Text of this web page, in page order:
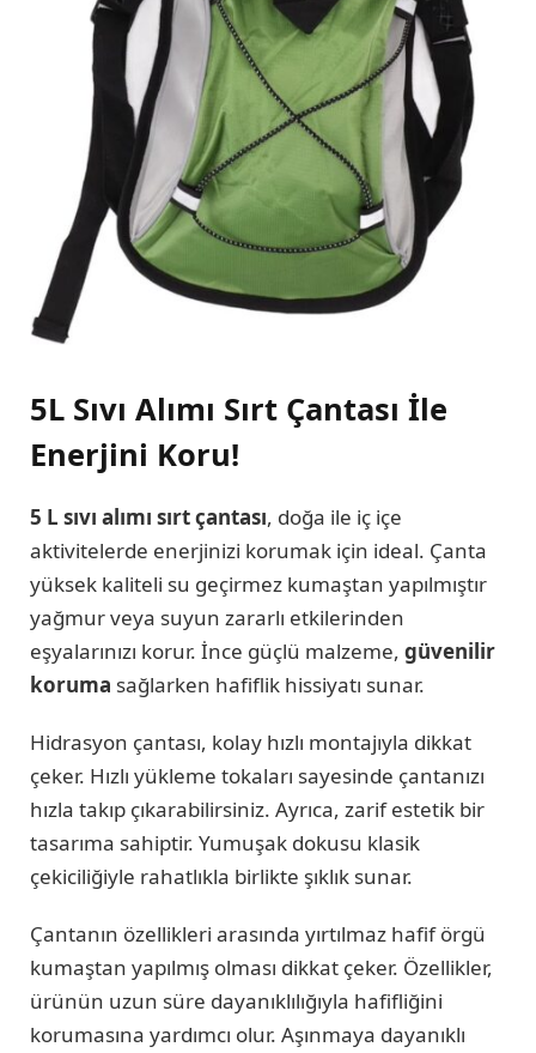
5L Sıvı Alımı Sırt Çantası İle
Enerjini Koru!
5 L sıvı alımı sırt çantası, doğa ile iç içe
aktivitelerde enerjinizi korumak için ideal. Çanta
yüksek kaliteli su geçirmez kumaştan yapılmıştır
yağmur veya suyun zararlı etkilerinden
eşyalarınızı korur. İnce güçlü malzeme, güvenilir
koruma sağlarken hafiflik hissiyatı sunar.
Hidrasyon çantası, kolay hızlı montajıyla dikkat
çeker. Hızlı yükleme tokaları sayesinde çantanızı
hızla takıp çıkarabilirsiniz. Ayrıca, zarif estetik bir
tasarıma sahiptir. Yumuşak dokusu klasik
çekiciliğiyle rahatlıkla birlikte şıklık sunar.
Çantanın özellikleri arasında yırtılmaz hafif örgü
kumaştan yapılmış olması dikkat çeker. Özellikler,
ürünün uzun süre dayanıklılığıyla hafifliğini
korumasına yardımcı olur. Aşınmaya dayanıklı